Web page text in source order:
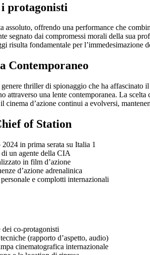
protagonisti
offrendo una performance che
segnato dai compromessi morali della sua
risulta fondamentale per l’immedesimazione
Contemporaneo
thriller di spionaggio che ha
attraverso una lente contemporanea. La
d’azione continui a evolversi,
of Station
in prima serata su Italia 1
un agente della CIA
in film d’azione
d’azione adrenalinica
e complotti internazionali
dei co-protagonisti
(rapporto d’aspetto, audio)
cinematografica internazionale